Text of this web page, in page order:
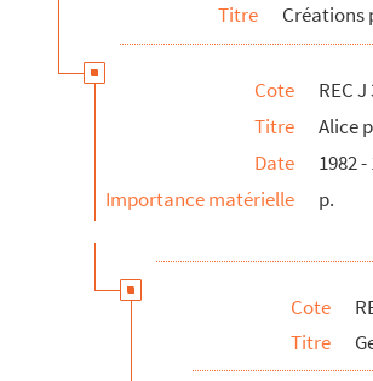
REC J 10.1-2. Alain Recoing militant de
REC J 11.1-3. Autres activités
REC L 1. Archives des collaborateurs d'Alain
REC M 1-4. Documentation générale sur la
REC T 1-3. Documents photographiques et
REC V 1. Affiches.
Titre
Créations
Cote
REC
Titre
Alice
Date
1982 -
Importance matérielle
p.
Cote
Titre